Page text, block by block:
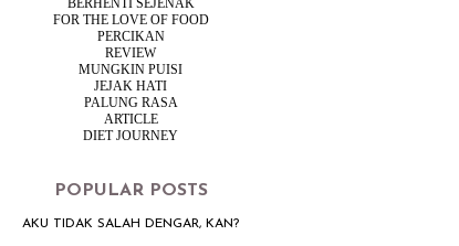
BERHENTI SEJENAK
FOR THE LOVE OF FOOD
PERCIKAN
REVIEW
MUNGKIN PUISI
JEJAK HATI
PALUNG RASA
ARTICLE
DIET JOURNEY
POPULAR POSTS
AKU TIDAK SALAH DENGAR, KAN?